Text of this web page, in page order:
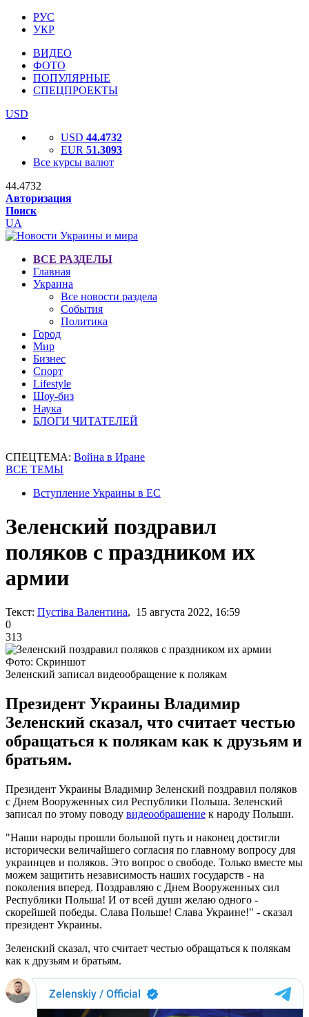
РУС
УКР
ВИДЕО
ФОТО
ПОПУЛЯРНЫЕ
СПЕЦПРОЕКТЫ
USD
USD 44.4732
EUR 51.3093
Все курсы валют
44.4732
Авторизация
Поиск
UA
ВСЕ РАЗДЕЛЫ
Главная
Украина
Все новости раздела
События
Политика
Город
Мир
Бизнес
Спорт
Lifestyle
Шоу-биз
Наука
БЛОГИ ЧИТАТЕЛЕЙ
СПЕЦТЕМА: Война в Иране
ВСЕ ТЕМЫ
Вступление Украины в ЕС
Зеленский поздравил
поляков с праздником их
армии
Текст: Пустіва Валентина, 15 августа 2022, 16:59
0
313
Фото: Скриншот
Зеленский записал видеообращение к полякам
Президент Украины Владимир
Зеленский сказал, что считает честью
обращаться к полякам как к друзьям и
братьям.
Президент Украины Владимир Зеленский поздравил поляков
с Днем Вооруженных сил Республики Польша. Зеленский
записал по этому поводу видеообращение к народу Польши.
"Наши народы прошли большой путь и наконец достигли
исторически величайшего согласия по главному вопросу для
украинцев и поляков. Это вопрос о свободе. Только вместе мы
можем защитить независимость наших государств - на
поколения вперед. Поздравляю с Днем Вооруженных сил
Республики Польша! И от всей души желаю одного -
скорейшей победы. Слава Польше! Слава Украине!" - сказал
президент Украины.
Зеленский сказал, что считает честью обращаться к полякам
как к друзьям и братьям.